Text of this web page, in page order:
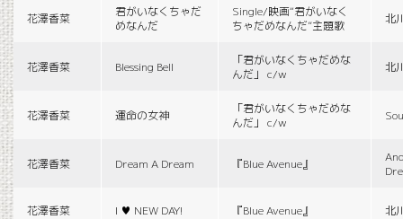
花澤香菜
君がいなくちゃだ
めなんだ
Single/映画“君がいなく
ちゃだめなんだ”主題歌
北
花澤香菜 Blessing Bell
「君がいなくちゃだめな
んだ」 c/w
北
花澤香菜 運命の女神
「君がいなくちゃだめな
んだ」 c/w
花澤香菜 Dream A Dream 『Blue Avenue』
花澤香菜 I ♥ NEW DAY! 『Blue Avenue』 北